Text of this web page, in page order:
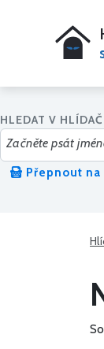
HLEDAT V
Přepnout